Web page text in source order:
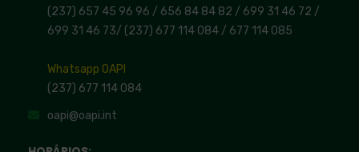
(237) 657 45 96 96 / 656 84 84 82 / 699 31 46 72 /
699 31 46 73/ (237) 677 114 084 / 677 114 085
Whatsapp OAPI
(237) 677 114 084
oapi@oapi.int